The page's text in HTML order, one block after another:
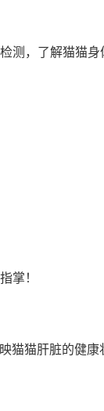
，了解猫猫
掌！
猫肝脏的健